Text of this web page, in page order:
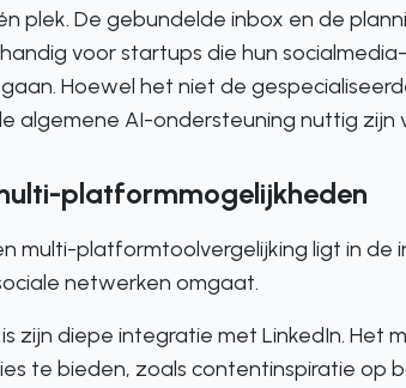
plek. De gebundelde inbox en de
voor startups die hun
Hoewel het niet de
algemene AI-ondersteuning nuttig
platformmogelijkheden
multi-platformtoolvergelijking ligt in
netwerken omgaat.
zijn diepe integratie met LinkedIn. Het
te bieden, zoals contentinspiratie op